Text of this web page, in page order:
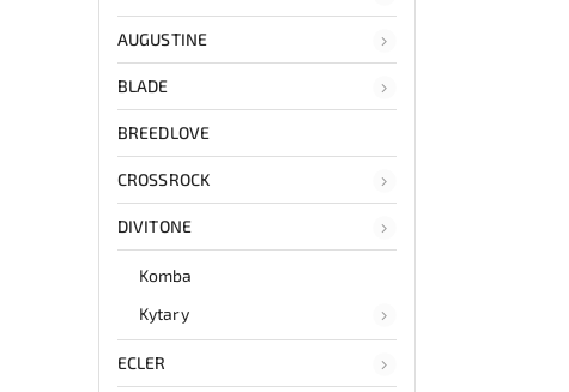
AUGUSTINE
BLADE
BREEDLOVE
CROSSROCK
DIVITONE
Komba
Kytary
ECLER